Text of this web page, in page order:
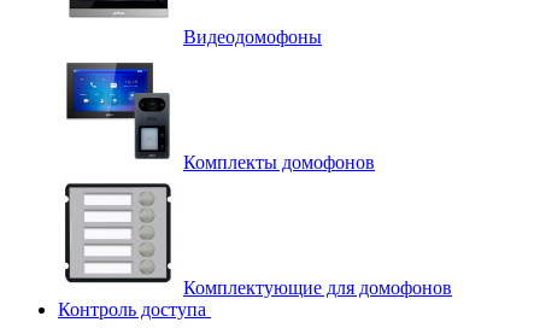
Видеодомофоны
Комплекты домофонов
Комплектующие для домофонов
Контроль доступа